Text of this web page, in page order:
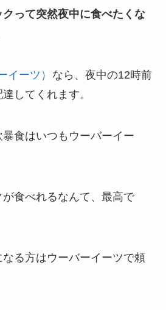
クって突然夜中に食べたくな
イーツ）
なら、夜中の12時前
してくれます。
食はいつもウーバーイー
食べれるなんて、最高で
る方はウーバーイーツで頼